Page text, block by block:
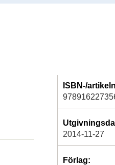
ISBN-/
2014-11-27
Förlag: